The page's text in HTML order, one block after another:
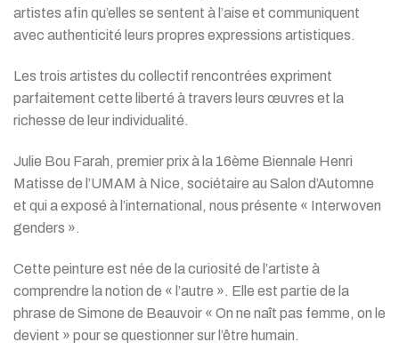
artistes afin qu’elles se sentent à l’aise et communiquent
avec authenticité leurs propres expressions artistiques.
Les trois artistes du collectif rencontrées expriment
parfaitement cette liberté à travers leurs œuvres et la
richesse de leur individualité.
Julie Bou Farah, premier prix à la 16ème Biennale Henri
Matisse de l’UMAM à Nice, sociétaire au Salon d’Automne
et qui a exposé à l’international, nous présente « Interwoven
genders ».
Cette peinture est née de la curiosité de l’artiste à
comprendre la notion de « l’autre ». Elle est partie de la
phrase de Simone de Beauvoir « On ne naît pas femme, on le
devient » pour se questionner sur l’être humain.